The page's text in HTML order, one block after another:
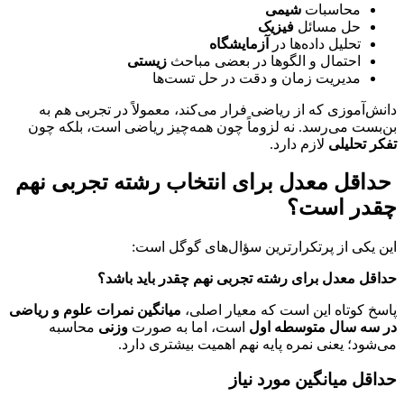
محاسبات شیمی
حل مسائل فیزیک
تحلیل داده‌ها در
آزمایشگاه
احتمال و الگوها در بعضی مباحث زیستی
مدیریت زمان و دقت در حل تست‌ها
دانش‌آموزی که از ریاضی فرار می‌کند، معمولاً در تجربی هم به
بن‌بست می‌رسد. نه لزوماً چون همه‌چیز ریاضی است، بلکه چون
تفکر تحلیلی لازم دارد.
حداقل معدل برای انتخاب رشته تجربی نهم
چقدر است؟
این یکی از پرتکرارترین سؤال‌های گوگل است:
حداقل معدل برای رشته تجربی نهم چقدر باید باشد؟
پاسخ کوتاه این است که معیار اصلی، میانگین نمرات علوم و ریاضی
در سه سال متوسطه اول است، اما به صورت وزنی محاسبه
می‌شود؛ یعنی نمره پایه نهم اهمیت بیشتری دارد.
حداقل میانگین مورد نیاز